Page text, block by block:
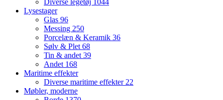
Diverse legetøj 1044
Lysestager
Glas 96
Messing 250
Porcelæn & Keramik 36
Sølv & Plet 68
Tin & andet 39
Andet 168
Maritime effekter
Diverse maritime effekter 22
Møbler, moderne